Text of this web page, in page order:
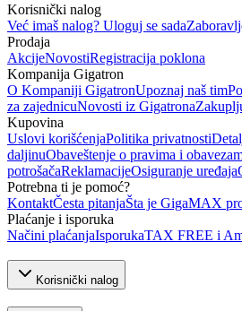
Korisnički nalog
Već imaš nalog? Uloguj se sada
Prodaja
AkcijeNovostiRegistracija poklona
Kompanija Gigatron
O Kompaniji GigatronUpoznaj naš tim
za zajednicuNovosti iz Gigatrona
Kupovina
Uslovi korišćenjaPolitika privatnosti
daljinuObaveštenje o pravima i
potrošačaReklamacijeOsiguranje uređaja
Potrebna ti je pomoć?
KontaktČesta pitanjaŠta je GigaMAX
Plaćanje i isporuka
Načini plaćanjaIsporukaTAX FREE i
Korisnički nalog